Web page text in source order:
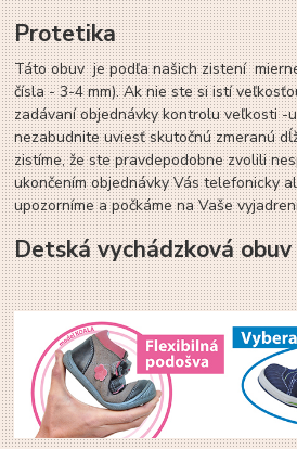
Protetika
Táto obuv je podľa našich zistení
čísla - 3-4 mm). Ak nie ste si istí
zadávaní objednávky kontrolu veľkosti -
nezabudnite uviesť skutočnú zmeranú
zistíme, že ste pravdepodobne zvolili
ukončením objednávky Vás telefonicky
upozorníme a počkáme na Vaše
Detská vychádzková obuv